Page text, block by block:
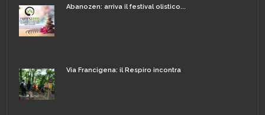
Abanozen: arriva il festival olistico...
Via Francigena: il Respiro incontra